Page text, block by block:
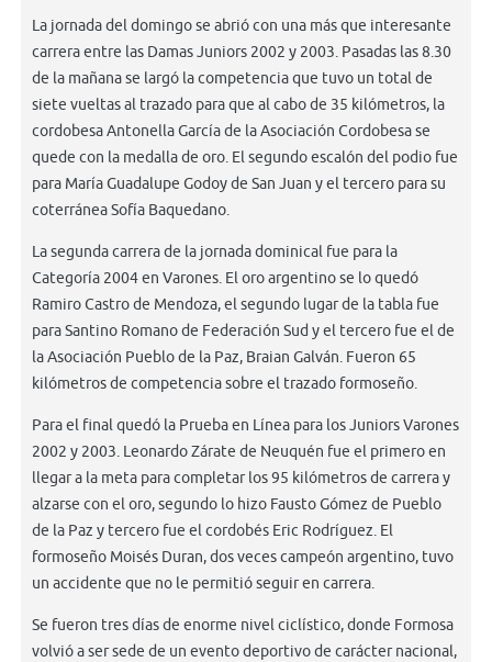
La jornada del domingo se abrió con una más que interesante
carrera entre las Damas Juniors 2002 y 2003. Pasadas las 8.30
de la mañana se largó la competencia que tuvo un total de
siete vueltas al trazado para que al cabo de 35 kilómetros, la
cordobesa Antonella García de la Asociación Cordobesa se
quede con la medalla de oro. El segundo escalón del podio fue
para María Guadalupe Godoy de San Juan y el tercero para su
coterránea Sofía Baquedano.
La segunda carrera de la jornada dominical fue para la
Categoría 2004 en Varones. El oro argentino se lo quedó
Ramiro Castro de Mendoza, el segundo lugar de la tabla fue
para Santino Romano de Federación Sud y el tercero fue el de
la Asociación Pueblo de la Paz, Braian Galván. Fueron 65
kilómetros de competencia sobre el trazado formoseño.
Para el final quedó la Prueba en Línea para los Juniors Varones
2002 y 2003. Leonardo Zárate de Neuquén fue el primero en
llegar a la meta para completar los 95 kilómetros de carrera y
alzarse con el oro, segundo lo hizo Fausto Gómez de Pueblo
de la Paz y tercero fue el cordobés Eric Rodríguez. El
formoseño Moisés Duran, dos veces campeón argentino, tuvo
un accidente que no le permitió seguir en carrera.
Se fueron tres días de enorme nivel ciclístico, donde Formosa
volvió a ser sede de un evento deportivo de carácter nacional,